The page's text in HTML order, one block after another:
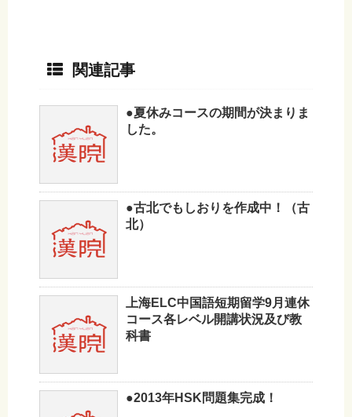
関連記事
●夏休みコースの期間が決まりま
した。
●古北でもしおりを作成中！（古
北）
上海ELC中国語短期留学9月連休
コース各レベル開講状況及び教
科書
●2013年HSK問題集完成！